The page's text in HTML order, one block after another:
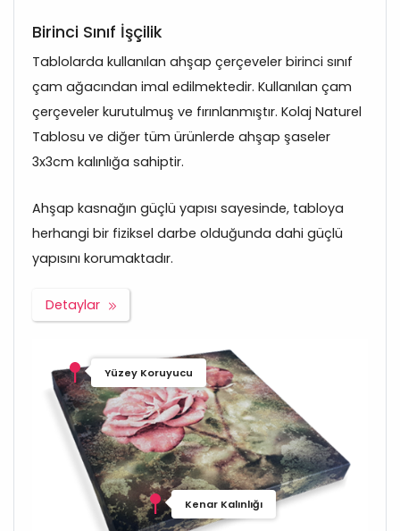
Birinci Sınıf İşçilik
Tablolarda kullanılan ahşap çerçeveler birinci sınıf
çam ağacından imal edilmektedir. Kullanılan çam
çerçeveler kurutulmuş ve fırınlanmıştır. Kolaj Naturel
Tablosu ve diğer tüm ürünlerde ahşap şaseler
3x3cm kalınlığa sahiptir.
Ahşap kasnağın güçlü yapısı sayesinde, tabloya
herhangi bir fiziksel darbe olduğunda dahi güçlü
yapısını korumaktadır.
Detaylar
Yüzey Koruyucu
Kenar Kalınlığı